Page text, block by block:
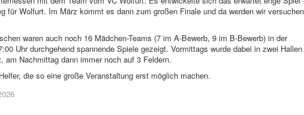
für Wolfurt. Im März kommt es dann zum großen Finale und da werden wir
waren auch noch 16 Mädchen-Teams (7 im A-Bewerb, 9 im B-Bewerb) in der
Uhr durchgehend spannende Spiele gezeigt. Vormittags wurde dabei in zwei Hallen
am Nachmittag dann immer noch auf 3 Feldern.
die so eine große Veranstaltung erst möglich machen.